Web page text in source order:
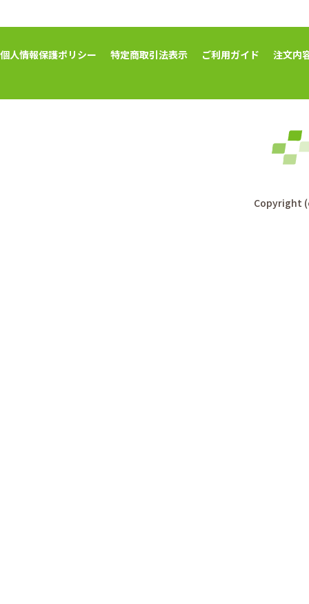
個人情報保護ポリシー 特定商取引法表示 ご利用ガイド 注文内
Copyright